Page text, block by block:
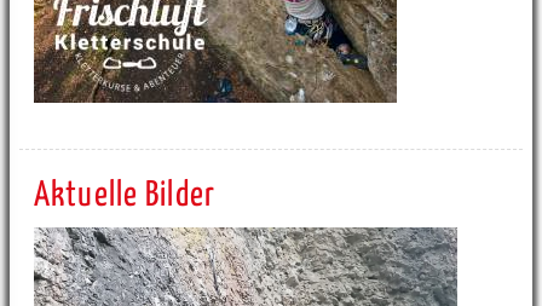
Aktuelle Bilder